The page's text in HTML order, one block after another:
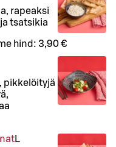
rapeaksi
tsatsikia
hind: 3,90 €
pikkelöityjä
L